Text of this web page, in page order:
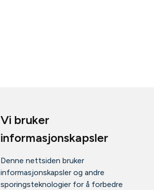
Vi bruker
informasjonskapsler
Denne nettsiden bruker
informasjonskapsler og andre
sporingsteknologier for å forbedre